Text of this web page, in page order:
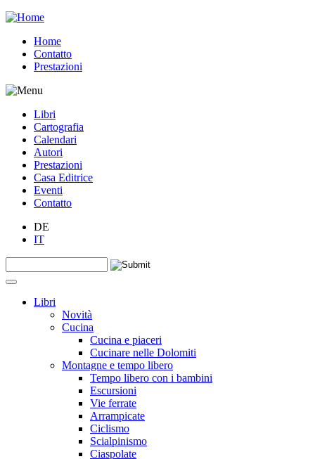
Jump to navigation
Home
Contatto
Prestazioni
Libri
Cartografia
Calendari
Autori
Prestazioni
Casa Editrice
Eventi
Contatto
DE
IT
Form di ricerca
Libri
Novità
Cucina
Cucina e piaceri
Cucinare nelle Dolomiti
Montagne e tempo libero
Tempo libero con i bambini
Escursioni
Vie ferrate
Arrampicate
Ciclismo
Scialpinismo
Ciaspolate